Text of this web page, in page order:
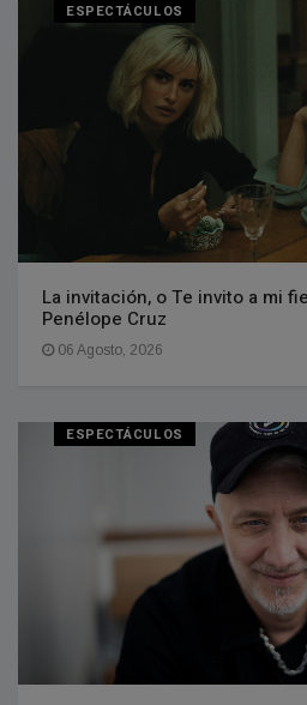
ESPECTÁCULOS
La invitación, o Te invito a mi
Penélope Cruz
06 Agosto, 2026
ESPECTÁCULOS